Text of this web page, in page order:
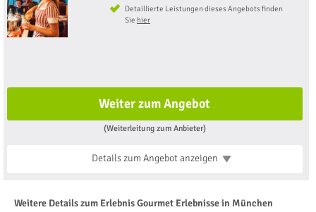
Detaillierte Leistungen dieses Angebots finden
Sie hier
Weiter zum Angebot
(Weiterleitung zum Anbieter)
Details zum Angebotanzeigen
Weitere Details zum Erlebnis Gourmet Erlebnisse in München